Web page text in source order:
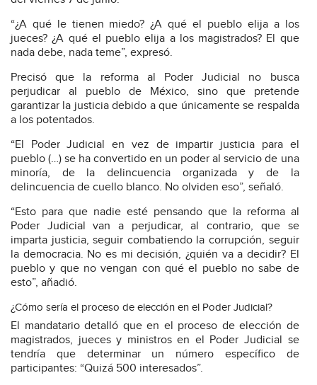
“¿A qué le tienen miedo? ¿A qué el pueblo elija a los
jueces? ¿A qué el pueblo elija a los magistrados? El que
nada debe, nada teme”, expresó.
Precisó que la reforma al Poder Judicial no busca
perjudicar al pueblo de México, sino que pretende
garantizar la justicia debido a que únicamente se respalda
a los potentados.
“El Poder Judicial en vez de impartir justicia para el
pueblo (…) se ha convertido en un poder al servicio de una
minoría, de la delincuencia organizada y de la
delincuencia de cuello blanco. No olviden eso”, señaló.
“Esto para que nadie esté pensando que la reforma al
Poder Judicial van a perjudicar, al contrario, que se
imparta justicia, seguir combatiendo la corrupción, seguir
la democracia. No es mi decisión, ¿quién va a decidir? El
pueblo y que no vengan con qué el pueblo no sabe de
esto”, añadió.
¿Cómo sería el proceso de elección en el Poder Judicial?
El mandatario detalló que en el proceso de elección de
magistrados, jueces y ministros en el Poder Judicial se
tendría que determinar un número específico de
participantes: “Quizá 500 interesados”.